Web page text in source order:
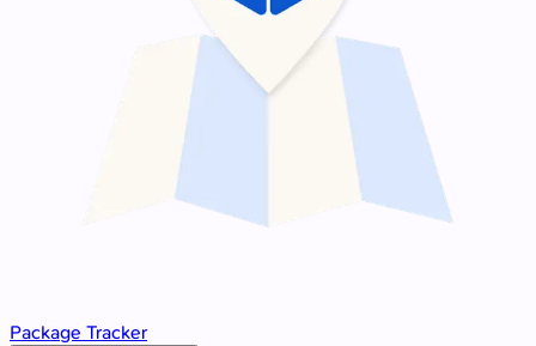
Package Tracker